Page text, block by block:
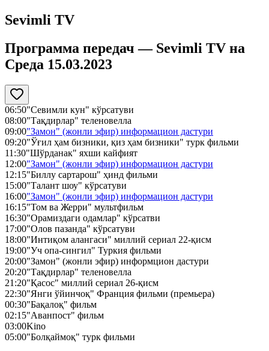
Sevimli TV
Программа передач — Sevimli TV на
Среда 15.03.2023
06:50"Севимли кун" кўрсатуви
08:00"Тақдирлар" теленовелла
09:00"Замон" (жонли эфир) информацион дастури
09:20"Ўғил ҳам бизники, қиз ҳам бизники" турк фильми
11:30"Шўрданак" яхши кайфият
12:00"Замон" (жонли эфир) информацион дастури
12:15"Биллу сартарош" ҳинд фильми
15:00"Талант шоу" кўрсатуви
16:00"Замон" (жонли эфир) информацион дастури
16:15"Том ва Жерри" мультфильм
16:30"Орамиздаги одамлар" кўрсатви
17:00"Олов пазанда" кўрсатуви
18:00"Интиқом алангаси" миллий сериал 22-қисм
19:00"Уч опа-сингил" Туркия фильми
20:00"Замон" (жонли эфир) информцион дастури
20:20"Тақдирлар" теленовелла
21:20"Қасос" миллий сериал 26-қисм
22:30"Янги ўйинчоқ" Франция фильми (премьера)
00:30"Бақалоқ" фильм
02:15"Аванпост" фильм
03:00Kino
05:00"Болқаймоқ" турк фильми